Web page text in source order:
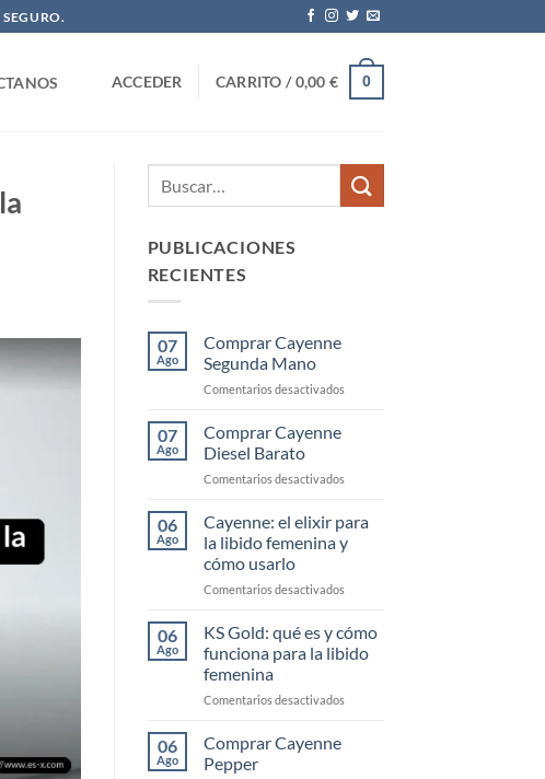
ACCEDER CARRITO /0,00€ 0
PUBLICACIONES
RECIENTES
07
Ago
Comprar Cayenne
Segunda Mano
Comentarios desactivadosen
07
Ago
Comprar Cayenne
Diesel Barato
Comentarios desactivadosen
Diesel
Barato
06
Ago
Cayenne: el elixir para
la libido femenina y
cómo usarlo
Comentarios desactivadosen
el
elixir
para
libido
06
Ago
KS Gold: qué es y cómo
funciona para la libido
femenina
Comentarios desactivadosen
06
Ago
Comprar Cayenne
Pepper